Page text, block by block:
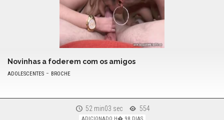
Novinhas a foderem com os amigos
ADOLESCENTES - BROCHE
52 min03 sec 554
ADICIONADO H� 98 DIAS